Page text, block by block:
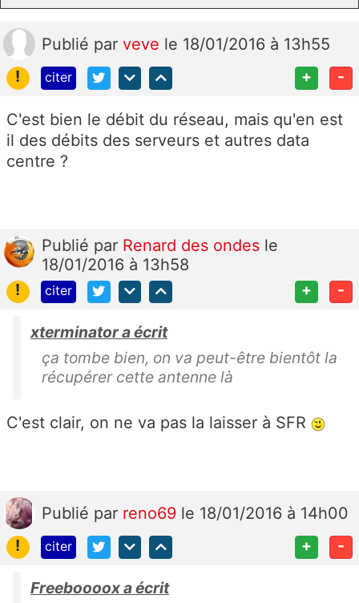
Publié par veve le 18/01/2016 à 13h55
!
citer + -
C'est bien le débit du réseau, mais qu'en est
il des débits des serveurs et autres data
centre ?
Publié par Renard des ondes le
18/01/2016 à 13h58
!
citer + -
xterminator a écrit
ça tombe bien, on va peut-être bientôt la
récupérer cette antenne là
C'est clair, on ne va pas la laisser à SFR
Publié par reno69 le 18/01/2016 à 14h00
!
citer + -
Freeboooox a écrit